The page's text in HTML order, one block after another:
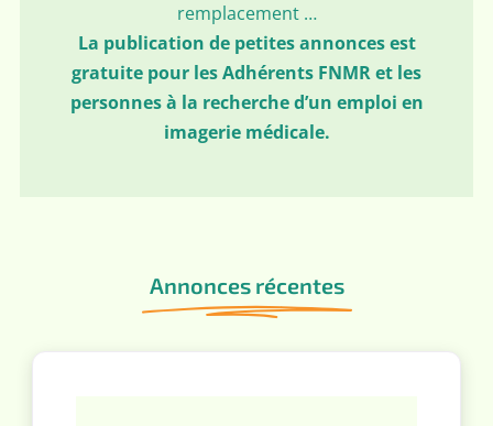
remplacement …
La publication de petites annonces est
gratuite pour les Adhérents FNMR et les
personnes à la recherche d’un emploi en
imagerie médicale.
Annonces récentes